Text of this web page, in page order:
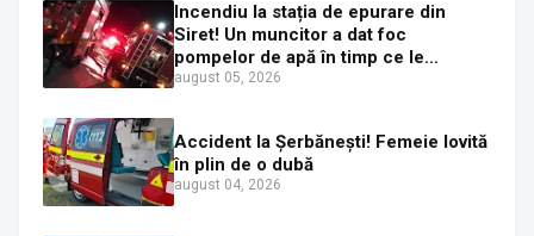
Incendiu la stația de epurare din
Siret! Un muncitor a dat foc
pompelor de apă în timp ce le
alimenta cu combustibil
august 05, 2026
Accident la Șerbănești! Femeie lovită
în plin de o dubă
august 04, 2026